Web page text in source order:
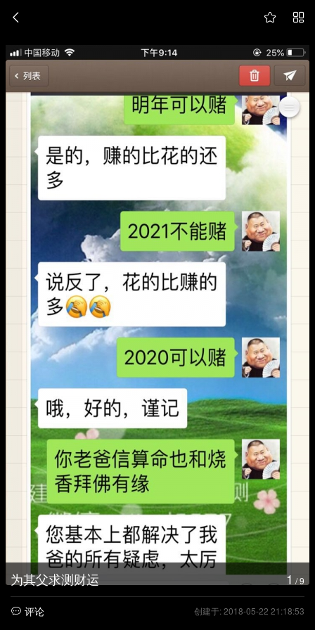
  
1 / 9
为其父求测财运
创建于: 2018-05-22 21:18:53
 评论